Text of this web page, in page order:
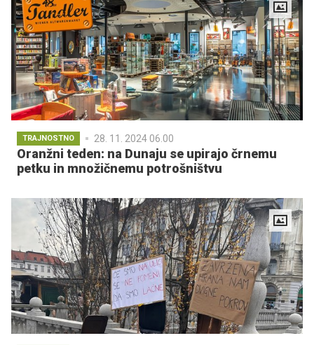
TRAJNOSTNO 28. 11. 2024 06.00
Oranžni teden: na Dunaju se upirajo črnemu
petku in množičnemu potrošništvu